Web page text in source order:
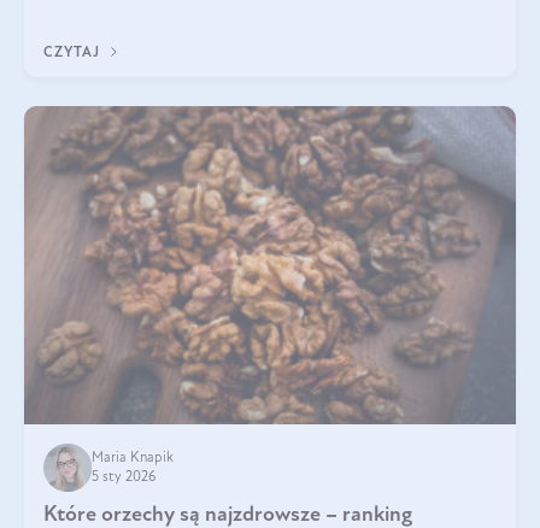
CZYTAJ
Maria Knapik
5 sty 2026
Które orzechy są najzdrowsze – ranking